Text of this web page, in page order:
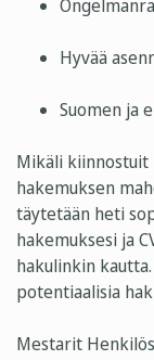
Hyvää
Suomen ja
Mikäli kiinnostuit
hakemuksen
täytetään heti
hakemuksesi ja
hakulinkin kautta.
potentiaalisia
Mestarit